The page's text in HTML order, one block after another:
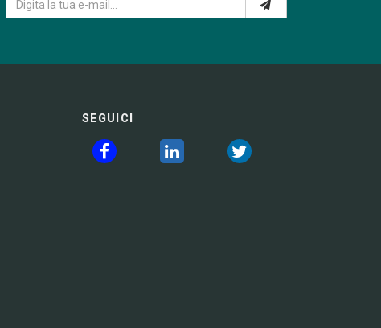
SEGUICI